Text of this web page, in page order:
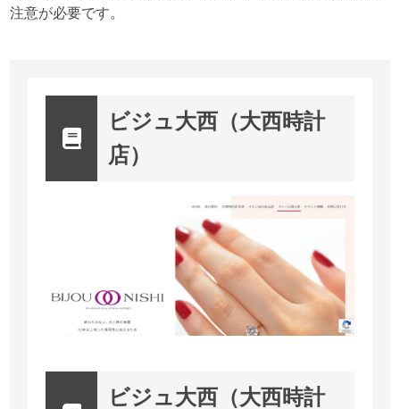
注意が必要です。
ビジュ大西（大西時計
店）
ビジュ大西（大西時計